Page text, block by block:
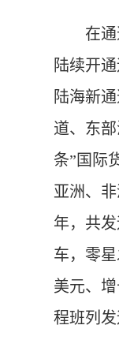
在通道
陆续开
陆海新
道、东
条”国际
亚洲、
年，共
车，零
美元、
程班列